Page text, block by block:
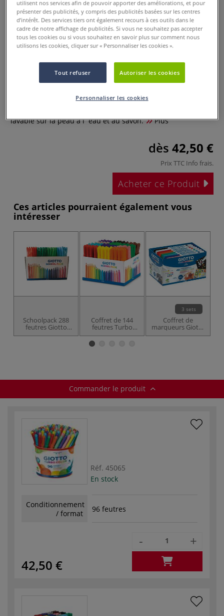
Schoolpack feutres Giotto
0 Commentaires
Schoolpack feutres Giotto feutres pointe diamètre 2,8 mm.
lavable sur la peau à l´eau et au savon.
Plus
dès 42,50 €
Prix TTC Info frais.
Acheter ce Produit
Ces articles pourraient également vous
intéresser
Schoolpack 288
feutres Giotto
Turbo Color
Coffret de 144
feutres Turbo
Maxi Giotto
3 sets
Coffret de
marqueurs Giotto
Decor Matérials
Commander le produit
Réf. 45065
En stock
Conditionnement
/ format
96 feutres
42,50 €
- +
utilisent nos services afin de pouvoir apporter des améliorations, et pour
présenter des publicités, y compris des publicités basées sur les centres
d’intérêt. Des services tiers ont également recours à ces outils dans le
cadre de notre affichage de publicités. Si vous ne souhaitez pas accepter
tous les cookies ou si vous souhaitez en savoir plus sur comment nous
utilisons les cookies, cliquer sur « Personnaliser les cookies ».
Tout refuser Autoriser les cookies
Personnaliser les cookies